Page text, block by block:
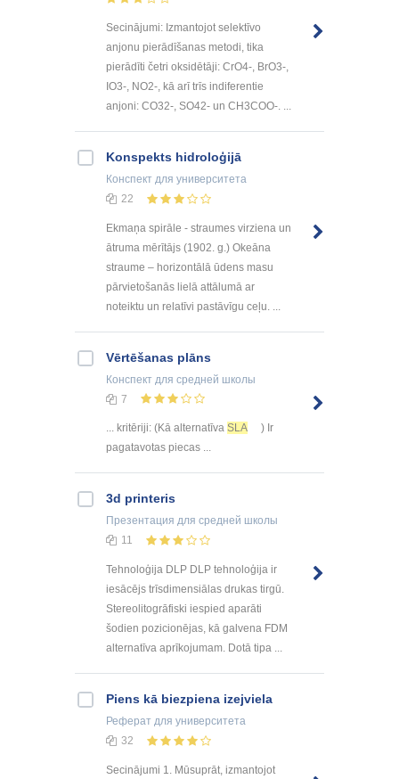
Secinājumi: Izmantojot selektīvo
anjonu pierādīšanas metodi, tika
pierādīti četri oksidētāji: CrO4-, BrO3-,
IO3-, NO2-, kā arī trīs indiferentie
anjoni: CO32-, SO42- un CH3COO-. ...
Konspekts hidroloģijā
Конспект для университета
22
Ekmaņa spirāle - straumes virziena un
ātruma mērītājs (1902. g.) Okeāna
straume – horizontālā ūdens masu
pārvietošanās lielā attālumā ar
noteiktu un relatīvi pastāvīgu ceļu. ...
Vērtēšanas plāns
Конспект для средней школы
7
... kritēriji: (Kā alternatīva SLA
) Ir
pagatavotas piecas ...
3d printeris
Презентация для средней школы
11
Tehnoloģija DLP DLP tehnoloģija ir
iesācējs trīsdimensiālas drukas tirgū.
Stereolitogrāfiski iespied aparāti
šodien pozicionējas, kā galvena FDM
alternatīva aprīkojumam. Dotā tipa ...
Piens kā biezpiena izejviela
Реферат для университета
32
Secinājumi 1. Mūsuprāt, izmantojot